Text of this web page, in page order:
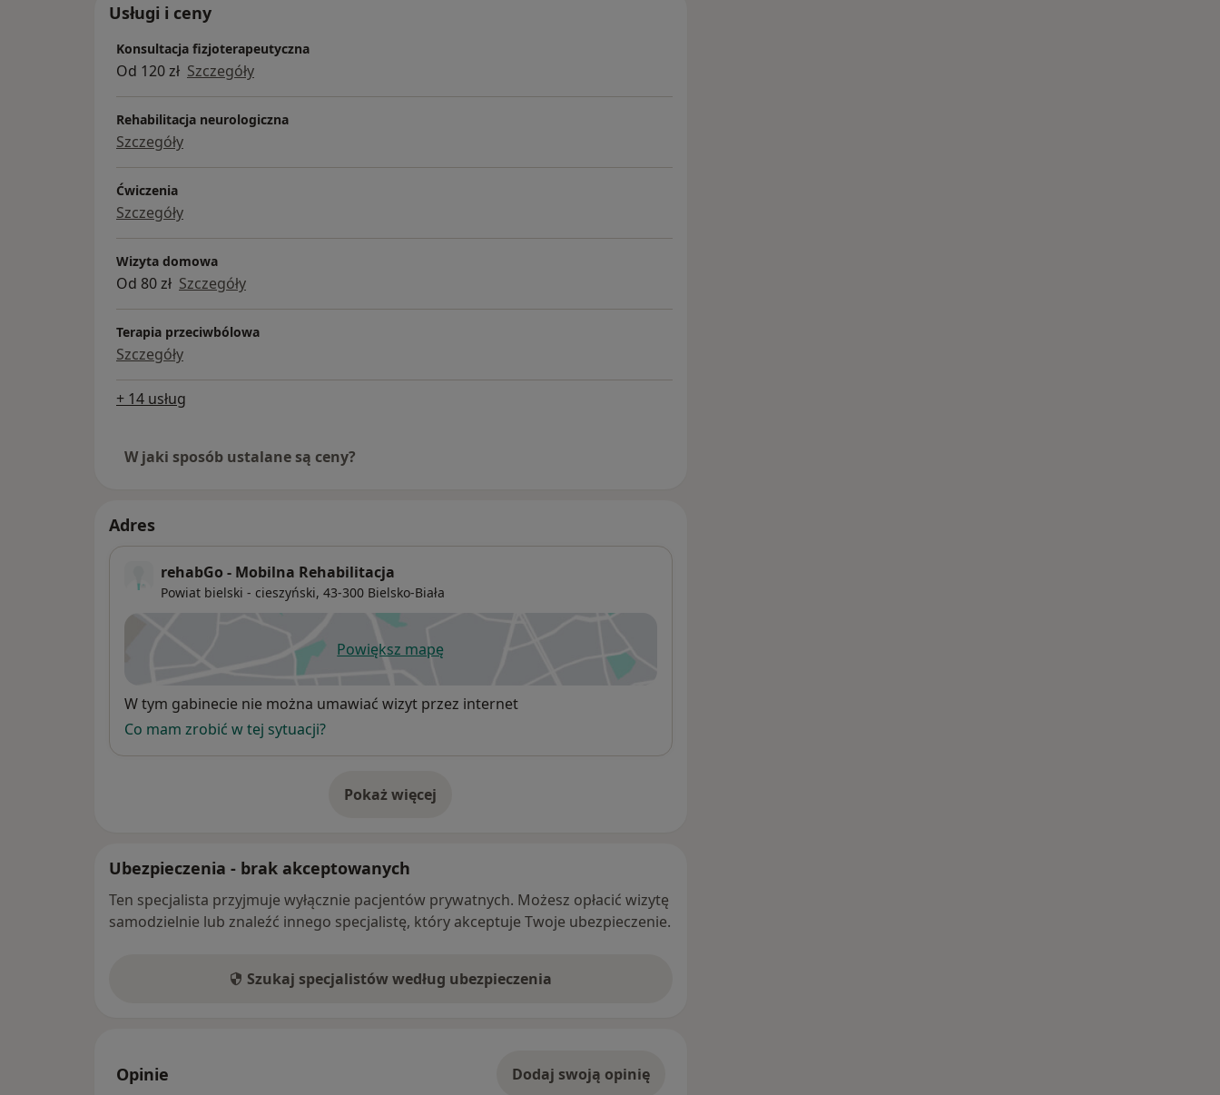
Usługi i ceny
Konsultacja fizjoterapeutyczna
Od 120 zł Szczegóły
Rehabilitacja neurologiczna
Szczegóły
Ćwiczenia
Szczegóły
Wizyta domowa
Od 80 zł Szczegóły
Terapia przeciwbólowa
Szczegóły
+ 14 usług
W jaki sposób ustalane są ceny?
Adres
rehabGo - Mobilna Rehabilitacja
Powiat bielski - cieszyński, 43-300 Bielsko-Biała
Powiększ mapęotwiera się w nowej karcie
Dostępność
W tym gabinecie nie można umawiać wizyt przez internet
Co mam zrobić w tej sytuacji?
Pokaż więcej
o adresie
Ubezpieczenia - brak akceptowanych
Ten specjalista przyjmuje wyłącznie pacjentów prywatnych. Możesz opłacić wizytę
samodzielnie lub znaleźć innego specjalistę, który akceptuje Twoje ubezpieczenie.
Szukaj specjalistów według ubezpieczenia
Opinie Dodaj swoją opinię